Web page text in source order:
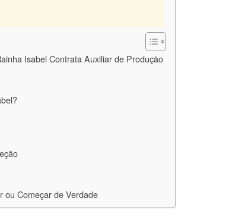
Isabel Contrata Auxiliar de Produção
ou Começar de Verdade